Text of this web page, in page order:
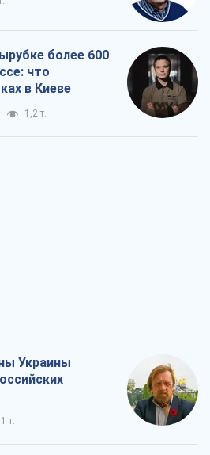
более 600
что
в Киеве
1,2 т.
Украины
т.